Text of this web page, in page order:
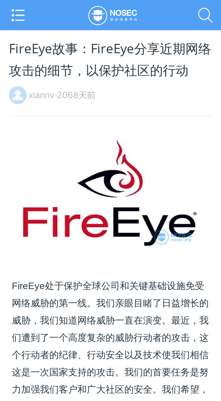
FireEye故事：FireEye分享近期网络
攻击的细节，以保护社区的行动
xiannv·2068天前
FireEye处于保护全球公司和关键基础设施免受
网络威胁的第一线。我们亲眼目睹了日益增长的
威胁，我们知道网络威胁一直在演变。最近，我
们遭到了一个高度复杂的威胁行动者的攻击，这
个行动者的纪律、行动安全以及技术使我们相信
这是一次国家支持的攻击。我们的首要任务是努
力加强我们客户和广大社区的安全。我们希望，